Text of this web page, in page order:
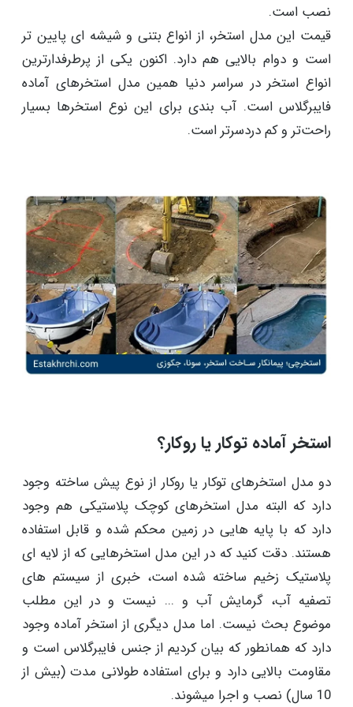
نصب است.
قیمت این مدل استخر، از انواع بتنی و شیشه ای پایین تر
است و دوام بالایی هم دارد. اکنون یکی از پرطرفدارترین
انواع استخر در سراسر دنیا همین مدل استخرهای آماده
فایبرگلاس است. آب بندی برای این نوع استخرها بسیار
راحت‌تر و کم دردسرتر است.
استخر آماده توکار یا روکار؟
دو مدل استخرهای توکار یا روکار از نوع پیش ساخته وجود
دارد که البته مدل استخرهای کوچک پلاستیکی هم وجود
دارد که با پایه هایی در زمین محکم شده و قابل استفاده
هستند. دقت کنید که در این مدل استخرهایی که از لایه ای
پلاستیک زخیم ساخته شده است، خبری از سیستم های
تصفیه آب، گرمایش آب و ... نیست و در این مطلب
موضوع بحث نیست. اما مدل دیگری از استخر آماده وجود
دارد که همانطور که بیان کردیم از جنس فایبرگلاس است و
مقاومت بالایی دارد و برای استفاده طولانی مدت (بیش از
10 سال) نصب و اجرا میشوند.